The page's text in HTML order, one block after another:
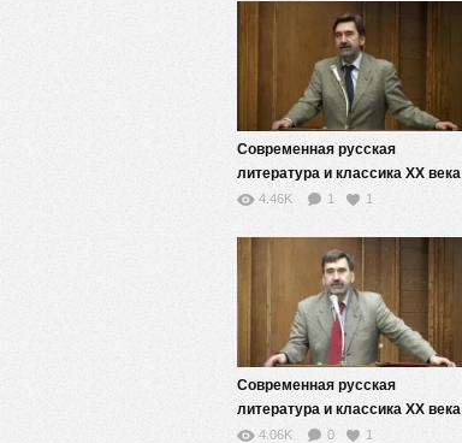
Современная русская
литература и классика XX века
(модернизм, постмодернизм,
4.46K 1 1
Современная русская
литература и классика XX века
(модернизм, постмодернизм,
4.06K 0 1